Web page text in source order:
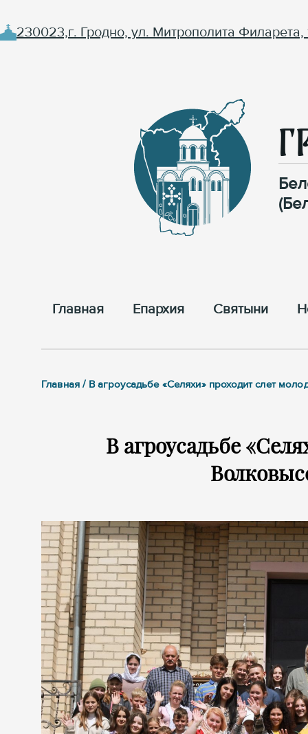
230023,г. Гродно, ул. Митрополита Филарета,
Главная Епархия Cвятыни
Главная / В агроусадьбе «Селяхи» проходит слет
В агроусадьбе